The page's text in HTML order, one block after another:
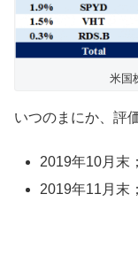
米国
いつのまにか、評
2019年10月末
2019年11月末